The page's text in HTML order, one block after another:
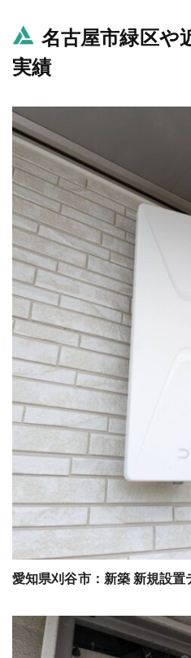
名古屋市緑区や
実績
愛知県刈谷市：新築 新規設置